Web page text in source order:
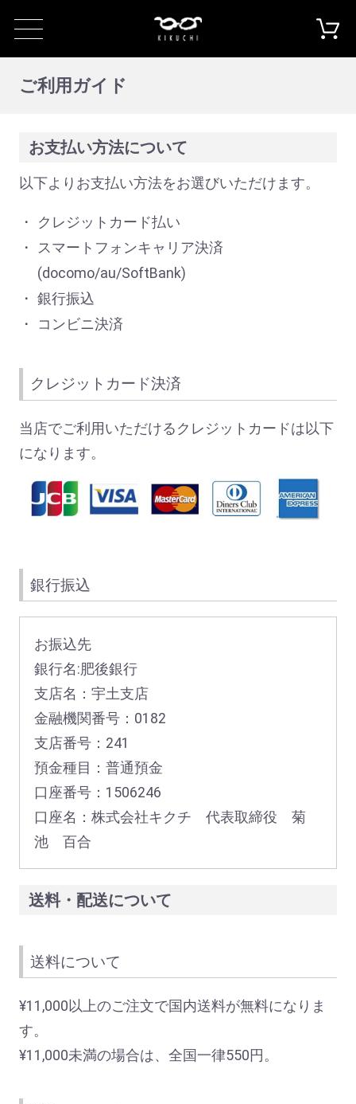
ご利用ガイド
お支払い方法について
以下よりお支払い方法をお選びいただけます。
クレジットカード払い
スマートフォンキャリア決済
(docomo/au/SoftBank)
銀行振込
コンビニ決済
クレジットカード決済
当店でご利用いただけるクレジットカードは以下
になります。
銀行振込
お振込先
銀行名:肥後銀行
支店名：宇土支店
金融機関番号：0182
支店番号：241
預金種目：普通預金
口座番号：1506246
口座名：株式会社キクチ 代表取締役 菊
池 百合
送料・配送について
送料について
¥11,000以上のご注文で国内送料が無料になりま
す。
¥11,000未満の場合は、全国一律550円。